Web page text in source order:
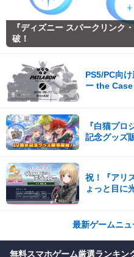
『ディズニー スパークリンク
破！
PS5/PC向
ー the
『白猫プロ
記念グッズ
祝！『アリ
ょっと目に
最新ゲームニ
無料スマホゲーム厳選ランキン